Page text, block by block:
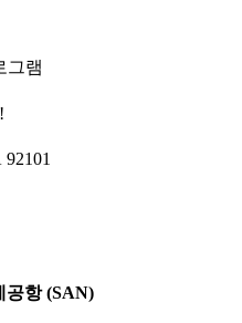
그램
92101
공항 (SAN)